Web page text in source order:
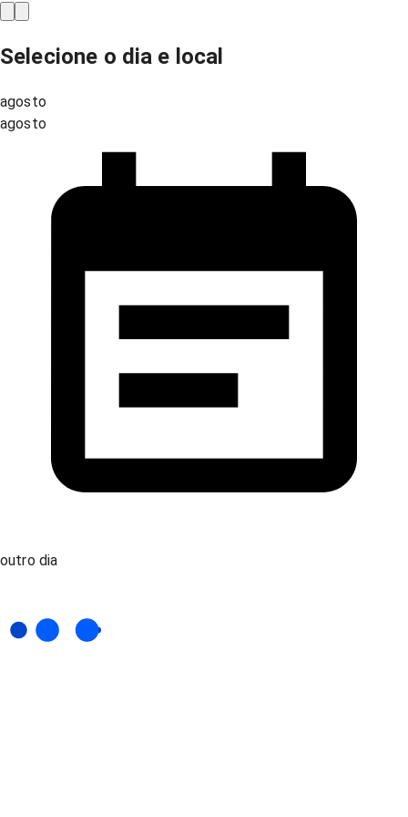
Selecione o dia e local
agosto
agosto
outro dia